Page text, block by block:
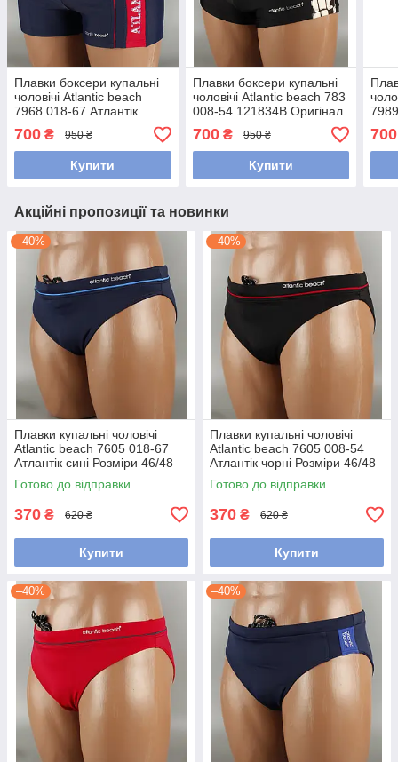
Плавки боксери купальні
чоловічі Atlantic beach
7968 018-67 Атлантік
Розміри 48
700 ₴ 950 ₴
Купити
Плавки боксери купальні
чоловічі Atlantic beach 783
008-54 121834B Оригінал
чорні Розміри 46 48 50 52
700₴ 950 ₴
Купити
700
Акційні пропозиції та новинки
–40%
Плавки купальні чоловічі
Atlantic beach 7605 018-67
Атлантік сині Розміри 46/48
Готово до відправки
370 ₴ 620 ₴
Купити
–40%
Плавки купальні чоловічі
Atlantic beach 7605 008-54
Атлантік чорні Розміри 46/48
Готово до відправки
370 ₴ 620 ₴
Купити
–40% –40%